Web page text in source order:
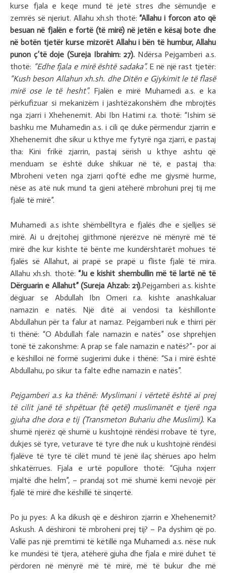
kurse fjala e keqe mund të jetë stres dhe sëmundje e
zemrës së njeriut. Allahu xh.sh thotë:“Allahu i forcon ato që
besuan në fjalën e fortë (të mirë) në jetën e kësaj bote dhe
në botën tjetër kurse mizorët Allahu i bën të humbur, Allahu
punon ç’të doje (Sureja Ibrahim: 27). Ndërsa Pejgamberi a.s.
thotë: “Edhe fjala e mirë është sadaka”.E në një rast tjetër:
“Kush beson Allahun xh.sh. dhe Ditën e Gjykimit le të flasë
mirë ose le të hesht”. Fjalën e mirë Muhamedi a.s. e ka
përkufizuar si mekanizëm i jashtëzakonshëm dhe mbrojtës
nga zjarri i Xhehenemit. Abi Ibn Hatimi r.a. thotë: “Ishim së
bashku me Muhamedin a.s. i cili qe duke përmendur zjarrin e
Xhehenemit dhe sikur u kthye me fytyrë nga zjarri, e pastaj
tha: Kini frikë zjarrin, pastaj sërish u kthye ashtu që
menduam se është duke shikuar në të, e pastaj tha:
Mbroheni veten nga zjarri qoftë edhe me gjysmë hurme,
nëse as atë nuk mund ta gjeni atëherë mbrohuni prej tij me
fjalë të mirë”.
Muhamedi a.s ishte shëmbëlltyra e fjalës dhe e sjelljes së
mirë. Ai u drejtohej gjithmonë njerëzve në mënyrë më të
mirë dhe kur kishte të bënte me kundërshtarët mohues të
fjalës së Allahut, ai prapë se prapë u fliste fjalë të mira.
Allahu xh.sh. thotë: “Ju e kishit shembullin më të lartë në të
Dërguarin e Allahut” (Sureja Ahzab: 21).Pejgamberi a.s. kishte
dëgjuar se Abdullah Ibn Omeri r.a. kishte anashkaluar
namazin e natës. Një ditë ai vendosi ta këshillonte
Abdullahun për ta falur at namaz. Pejgamberi nuk e thirri për
ti thënë: “O Abdullah fale namazin e natës” ose shprehjen
tonë të zakonshme: A prap se fale namazin e natës?”- por ai
e këshilloi në formë sugjerimi duke i thënë: “Sa i mirë është
Abdullahu, po sikur ta falte edhe namazin e natës”.
Pejgamberi a.s ka thënë: Myslimani i vërtetë është ai prej
të cilit janë të shpëtuar (të qetë) muslimanët e tjerë nga
gjuha dhe dora e tij (Transmeton Buhariu dhe Muslimi). Ka
shumë njerëz që shumë u kushtojnë rëndësi rrobave të tyre,
dukjes së tyre, veturave të tyre dhe nuk u kushtojnë rëndësi
fjalëve të tyre të cilët mund të jenë ilaç shërues apo helm
shkatërrues. Fjala e urtë popullore thotë: “Gjuha nxjerr
mjaltë dhe helm”, – prandaj sot më shumë kemi nevojë për
fjalë të mirë dhe këshillë të sinqertë.
Po ju pyes: A ka dikush që e dëshiron zjarrin e Xhehenemit?
Askush. A dëshironi të mbroheni prej tij? – Pa dyshim që po.
Vallë pas një premtimi të këtillë nga Muhamedi a.s. nëse nuk
ke mundësi të tjera, atëherë gjuha dhe fjala e mirë duhet të
përdoren në mënyrë më të mirë, më të bukur dhe më